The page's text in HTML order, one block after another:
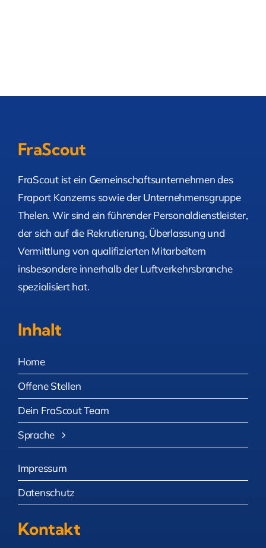
FraScout
FraScout ist ein Gemeinschaftsunternehmen des
Fraport Konzerns sowie der Unternehmensgruppe
Thelen. Wir sind ein führender Personaldienstleister,
der sich auf die Rekrutierung, Überlassung und
Vermittlung von qualifizierten Mitarbeitern
insbesondere innerhalb der Luftverkehrsbranche
spezialisiert hat.
Inhalt
Home
Offene Stellen
Dein FraScout Team
Sprache
Impressum
Datenschutz
Kontakt